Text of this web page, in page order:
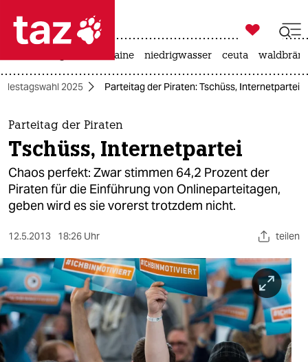
 taz zahl ich
taz zahl ich
themen
politik
öko
gesellschaft
sport
berlin
nord

taz zahl ich
krieg in der ukraine niedrigwasser ceuta
2025 Parteitag der Piraten: Tschüss, Internetpartei
Parteitag der Piraten
Tschüss, Internetpartei
Chaos perfekt: Zwar stimmen 64,2 Prozent der
Piraten für die Einführung von Onlineparteitagen,
geben wird es sie vorerst trotzdem nicht.
12.5.2013 18:26 Uhr teilen